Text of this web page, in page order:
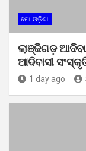
ମୋ ଓଡ଼ିଶା
ଲାଞ୍ଜିଗଡ଼
ଆଦିବାସୀ
1 day ago